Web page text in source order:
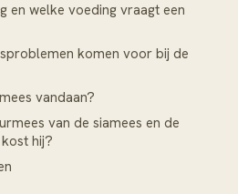
en welke voeding vraagt een
komen voor bij de
vandaan?
van de siamees en de
hij?